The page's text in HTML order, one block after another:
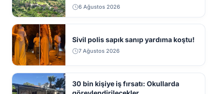
6 Ağustos 2026
Sivil polis sapık sanıp yardıma koştu!
7 Ağustos 2026
30 bin kişiye iş fırsatı: Okullarda